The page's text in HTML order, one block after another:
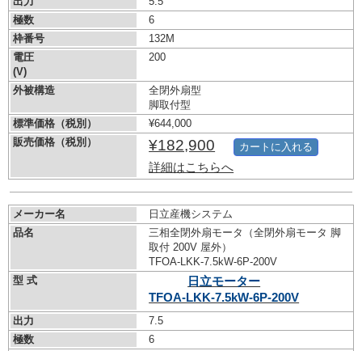
極数
6
枠番号
132M
電圧
(V)
200
外被構造
全閉外扇型
脚取付型
標準価格（税別）
¥644,000
販売価格（税別）
¥182,900
詳細はこちらへ
カートに入れる
メーカー名
日立産機システム
品名
三相全閉外扇モータ（全閉外扇モータ 脚
取付 200V 屋外）
TFOA-LKK-7.5kW-6P-200V
型 式
日立モーター
TFOA-LKK-7.5kW-6P-200V
出力
7.5
極数
6